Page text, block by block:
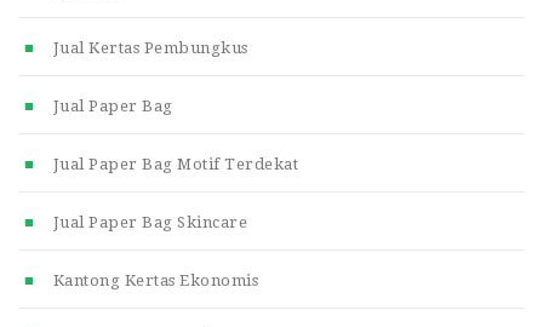
Jual Kertas Pembungkus
Jual Paper Bag
Jual Paper Bag Motif Terdekat
Jual Paper Bag Skincare
Kantong Kertas Ekonomis